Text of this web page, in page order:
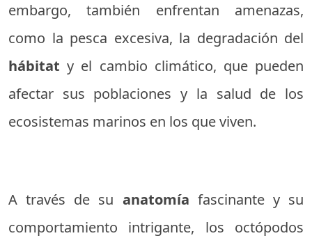
embargo, también enfrentan amenazas,
como la pesca excesiva, la degradación del
hábitaty el cambio climático, que pueden
afectar sus poblaciones y la salud de los
ecosistemas marinos en los que viven.
A través de su anatomía fascinante y su
comportamiento intrigante, los octópodos